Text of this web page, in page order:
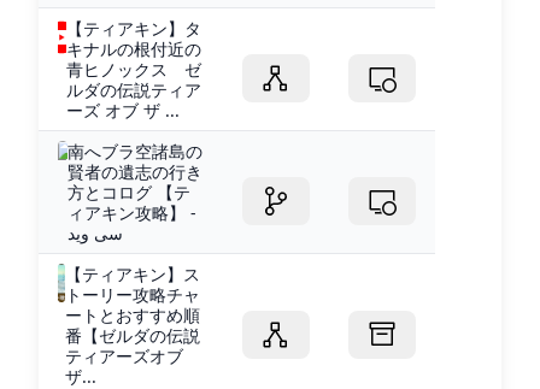
【ティアキン】タ
キナルの根付近の
青ヒノックス ゼ
ルダの伝説ティア
ーズ オブ ザ ...
南へブラ空諸島の
賢者の遺志の行き
方とコログ 【テ
ィアキン攻略】 -
سی وید
【ティアキン】ス
トーリー攻略チャ
ートとおすすめ順
番【ゼルダの伝説
ティアーズオブ
ザ...